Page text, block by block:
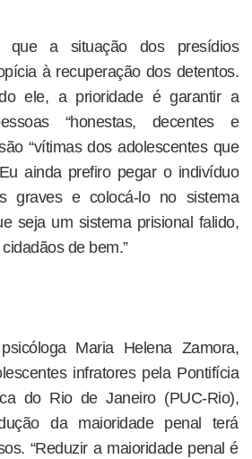
que a situação dos presídios
à recuperação dos detentos.
ele, a prioridade é garantir a
“honestas, decentes e
“vítimas dos adolescentes que
ainda prefiro pegar o indivíduo
graves e colocá-lo no sistema
seja um sistema prisional falido,
de bem.”
Maria Helena Zamora,
infratores pela Pontifícia
do Rio de Janeiro (PUC-Rio),
da maioridade penal terá
“Reduzir a maioridade penal é